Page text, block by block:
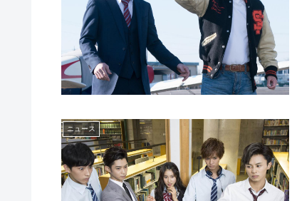
ニュース